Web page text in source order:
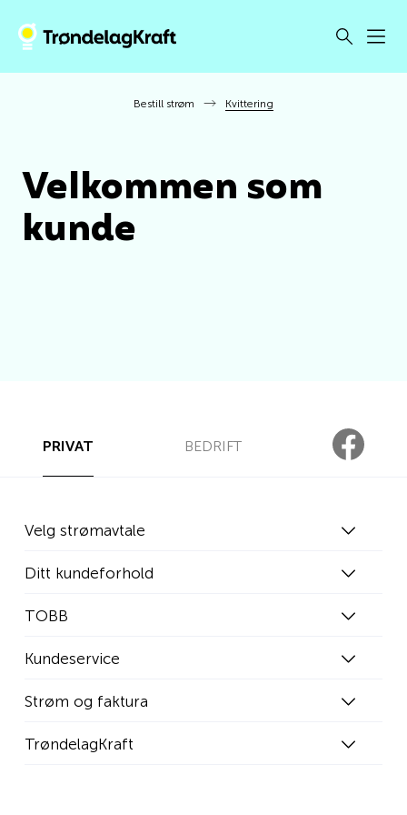
Bestill strøm Kvittering
Velkommen som
kunde
PRIVAT BEDRIFT
Velg strømavtale
Ditt kundeforhold
TOBB
Kundeservice
Strøm og faktura
TrøndelagKraft